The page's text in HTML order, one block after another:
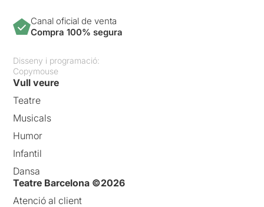
Canal oficial de venta
Compra 100% segura
Disseny i programació:
Copymouse
Vull veure
Teatre
Musicals
Humor
Infantil
Dansa
Teatre Barcelona ©2026
Atenció al client